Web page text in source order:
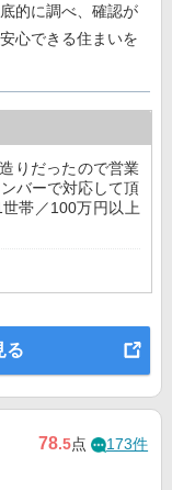
的に調べ、確認が
心できる住まいを
りだったので営業
バーで対応して頂
帯／100万円以上
る
78.5点 173件